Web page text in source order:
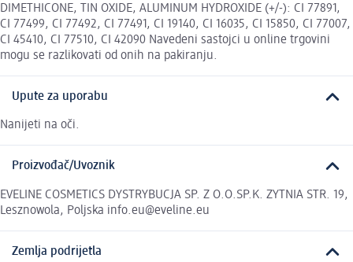
DIMETHICONE, TIN OXIDE, ALUMINUM HYDROXIDE (+/-): CI 77891,
CI 77499, CI 77492, CI 77491, CI 19140, CI 16035, CI 15850, CI 77007,
CI 45410, CI 77510, CI 42090 Navedeni sastojci u online trgovini
mogu se razlikovati od onih na pakiranju.
Upute za uporabu
Nanijeti na oči.
Proizvođač/Uvoznik
EVELINE COSMETICS DYSTRYBUCJA SP. Z O.O.SP.K. ZYTNIA STR. 19,
Lesznowola, Poljska info.eu@eveline.eu
Zemlja podrijetla